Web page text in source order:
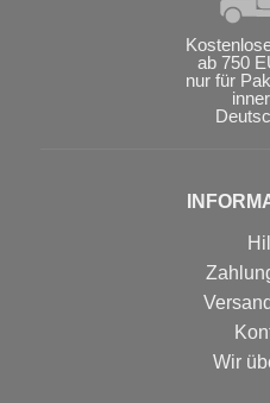
ab 750
nur für
Wir